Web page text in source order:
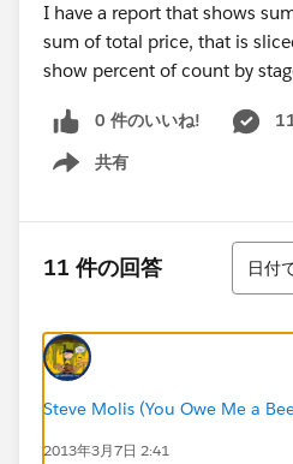
I have a report that shows
sum of total price, that is
show percent of count by
0 件のいいね!
共有
Show menu
11 件の回答
並び替
日付
Steve Molis (You Owe Me a
2013年3月7日 2:41